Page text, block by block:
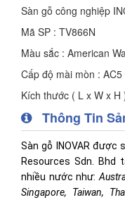
Sàn gỗ công nghiệp
Mã SP : TV866N
Màu sắc : American
Cấp độ mài mòn : AC5
Kích thước ( L x W x
Thông Tin
Sàn gỗ INOVAR
Resources Sdn.
nhiều nước như:
Singapore, Taiwan,